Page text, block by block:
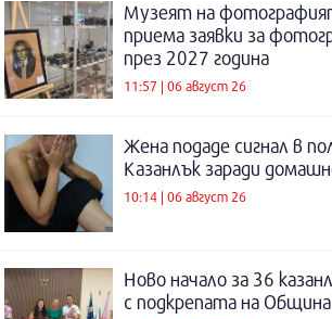
Музеят на
приема заявки за
през 2027 година
11:57 | 06 август 26
Жена подаде сигнал в
Казанлък заради
10:14 | 06 август 26
Ново начало за 36
с подкрепата на